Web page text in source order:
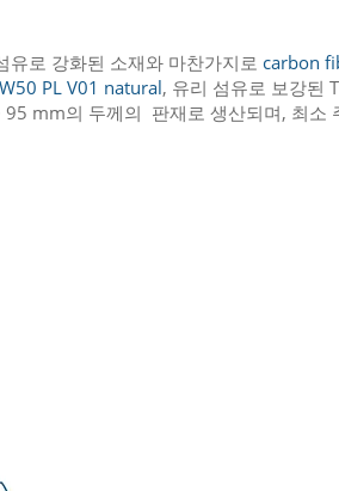
유로 강화된 소재와 마찬가지로 carbon
PL V01 natural, 유리 섬유로 보강된
95 mm의 두께의 판재로 생산되며, 최소